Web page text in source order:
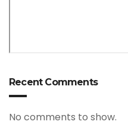
Recent Comments
No comments to show.